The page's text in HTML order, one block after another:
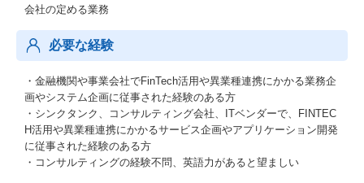
会社の定める業務
必要な経験
・金融機関や事業会社でFinTech活用や異業種連携にかかる業務企
画やシステム企画に従事された経験のある方
・シンクタンク、コンサルティング会社、ITベンダーで、FINTEC
H活用や異業種連携にかかるサービス企画やアプリケーション開発
に従事された経験のある方
・コンサルティングの経験不問、英語力があると望ましい